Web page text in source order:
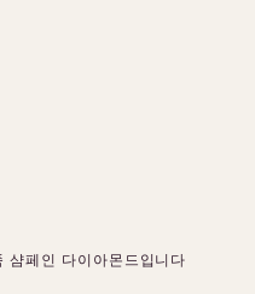
샴페인 다이아몬드입니다